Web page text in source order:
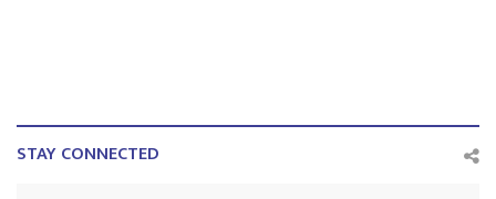
STAY CONNECTED